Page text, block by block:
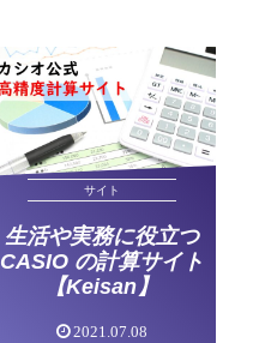
サイト
生活や実務に役立つ
CASIO の計算サイト
【Keisan】
2021.07.08